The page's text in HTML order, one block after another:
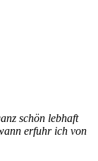
schön lebhaft
erfuhr ich von